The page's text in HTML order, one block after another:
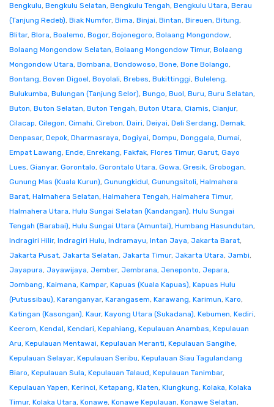
Bengkulu, Bengkulu Selatan, Bengkulu Tengah, Bengkulu Utara, Berau
(Tanjung Redeb), Biak Numfor, Bima, Binjai, Bintan, Bireuen, Bitung,
Blitar, Blora, Boalemo, Bogor, Bojonegoro, Bolaang Mongondow,
Bolaang Mongondow Selatan, Bolaang Mongondow Timur, Bolaang
Mongondow Utara, Bombana, Bondowoso, Bone, Bone Bolango,
Bontang, Boven Digoel, Boyolali, Brebes, Bukittinggi, Buleleng,
Bulukumba, Bulungan (Tanjung Selor), Bungo, Buol, Buru, Buru Selatan,
Buton, Buton Selatan, Buton Tengah, Buton Utara, Ciamis, Cianjur,
Cilacap, Cilegon, Cimahi, Cirebon, Dairi, Deiyai, Deli Serdang, Demak,
Denpasar, Depok, Dharmasraya, Dogiyai, Dompu, Donggala, Dumai,
Empat Lawang, Ende, Enrekang, Fakfak, Flores Timur, Garut, Gayo
Lues, Gianyar, Gorontalo, Gorontalo Utara, Gowa, Gresik, Grobogan,
Gunung Mas (Kuala Kurun), Gunungkidul, Gunungsitoli, Halmahera
Barat, Halmahera Selatan, Halmahera Tengah, Halmahera Timur,
Halmahera Utara, Hulu Sungai Selatan (Kandangan), Hulu Sungai
Tengah (Barabai), Hulu Sungai Utara (Amuntai), Humbang Hasundutan,
Indragiri Hilir, Indragiri Hulu, Indramayu, Intan Jaya, Jakarta Barat,
Jakarta Pusat, Jakarta Selatan, Jakarta Timur, Jakarta Utara, Jambi,
Jayapura, Jayawijaya, Jember, Jembrana, Jeneponto, Jepara,
Jombang, Kaimana, Kampar, Kapuas (Kuala Kapuas), Kapuas Hulu
(Putussibau), Karanganyar, Karangasem, Karawang, Karimun, Karo,
Katingan (Kasongan), Kaur, Kayong Utara (Sukadana), Kebumen, Kediri,
Keerom, Kendal, Kendari, Kepahiang, Kepulauan Anambas, Kepulauan
Aru, Kepulauan Mentawai, Kepulauan Meranti, Kepulauan Sangihe,
Kepulauan Selayar, Kepulauan Seribu, Kepulauan Siau Tagulandang
Biaro, Kepulauan Sula, Kepulauan Talaud, Kepulauan Tanimbar,
Kepulauan Yapen, Kerinci, Ketapang, Klaten, Klungkung, Kolaka, Kolaka
Timur, Kolaka Utara, Konawe, Konawe Kepulauan, Konawe Selatan,